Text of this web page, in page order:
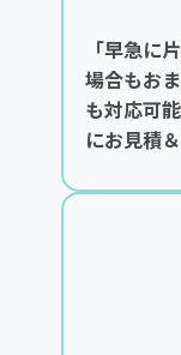
「早急に
場合もお
も対応可
にお見積